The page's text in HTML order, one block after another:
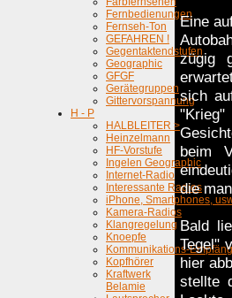
Fernbedienungen
Fernseh-Ton
GEFAHREN !
Gegentaktendstufen
Geographic
GFGF
Gerätegruppen
Gittervorspannung
H - P
HALBLEITER >
Heinzelmann
HF-Vorstufe
Ingelen Geographic
Internet-Radio
Interessante Radios
iPhone, Smartphones,
Kamera-Radios
Klangregelung
Knoepfe
Kommunikations-
Kopfhörer
Kraftwerk
Belamie
Eine
zügig
sich
beim
die
Bald
Tegel"
hier
stellte